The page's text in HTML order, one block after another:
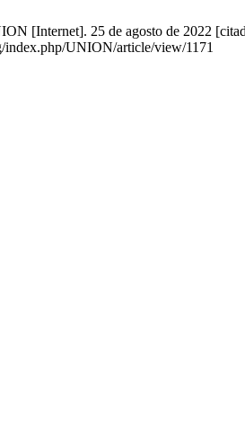
[Internet]. 25 de agosto de 2022
index.php/UNION/article/view/1171